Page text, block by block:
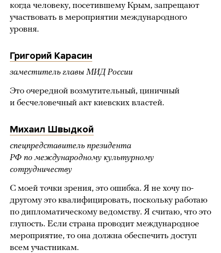
когда человеку, посетившему Крым, запрещают
участвовать в мероприятии международного
уровня.
Григорий Карасин
заместитель главы МИД России
Это очередной возмутительный, циничный
и бесчеловечный акт киевских властей.
Михаил Швыдкой
спецпредставитель президента
РФ по международному культурному
сотрудничеству
С моей точки зрения, это ошибка. Я не хочу по-
другому это квалифицировать, поскольку работаю
по дипломатическому ведомству. Я считаю, что это
глупость. Если страна проводит международное
мероприятие, то она должна обеспечить доступ
всем участникам.